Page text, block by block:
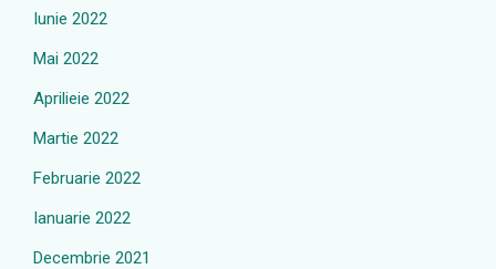
Iunie 2022
Mai 2022
Aprilieie 2022
Martie 2022
Februarie 2022
Ianuarie 2022
Decembrie 2021